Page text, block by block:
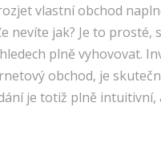
vlastní obchod
nevíte jak? Je to prosté,
plně vyhovovat.
obchod, je
je totiž plně intuitivní,